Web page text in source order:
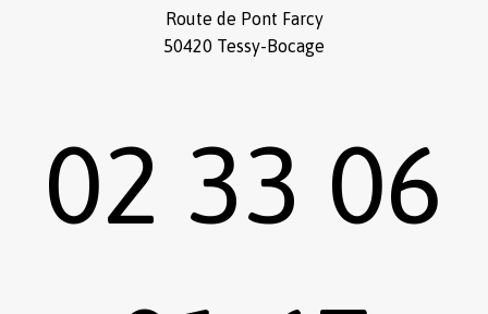
Route de Pont Farcy
50420 Tessy-Bocage
02 33 06